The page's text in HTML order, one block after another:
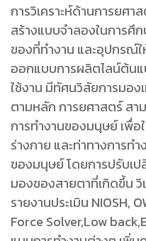
การวิเคราะห์ด้านการยศ
สร้างแบบจําลองในการศึ
ของที่ทํางาน และอุปกรณ์
ออกแบบการผลิตไลน์ต้น
ใช้งาน มีทัศนวิสัยการมอง
ตามหลัก การยศาสตร์ สา
การทํางานของมนุษย์ เพื่อ
ร่างกาย และท่าทางการทํ
ของมนุษย์ โดยการปรับเ
มองของสายตาที่เกิดขึ้น วิ
รายงานประเมิน NIOSH,
Force Solver,Low